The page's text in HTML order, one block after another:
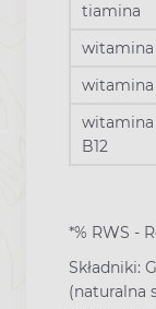
tiamina
witamina
witamina
witamina
B12
*% RWS -
Składniki:
(naturalna